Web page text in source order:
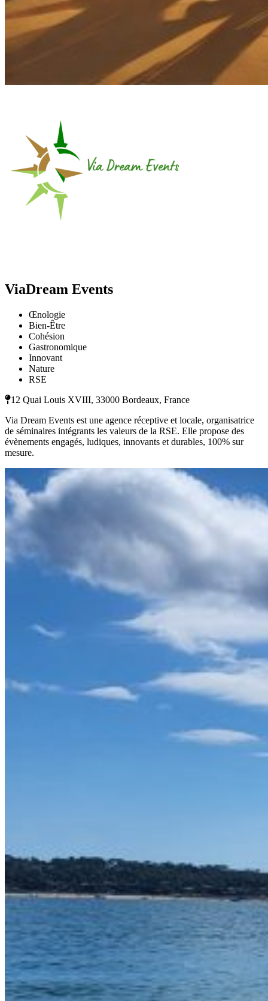
ViaDream Events
Œnologie
Bien-Être
Cohésion
Gastronomique
Innovant
Nature
RSE
12 Quai Louis XVIII, 33000 Bordeaux, France
Via Dream Events est une agence réceptive et locale, organisatrice
de séminaires intégrants les valeurs de la RSE. Elle propose des
évènements engagés, ludiques, innovants et durables, 100% sur
mesure.